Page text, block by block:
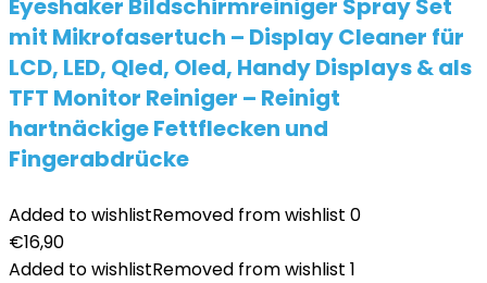
Eyeshaker Bildschirmreiniger Spray Set
mit Mikrofasertuch – Display Cleaner für
LCD, LED, Qled, Oled, Handy Displays & als
TFT Monitor Reiniger – Reinigt
hartnäckige Fettflecken und
Fingerabdrücke
Added to wishlistRemoved from wishlist 0
€16,90
Added to wishlistRemoved from wishlist 1